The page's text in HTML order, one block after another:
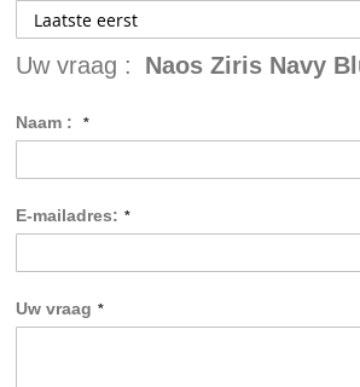
Uw vraag : Naos Ziris Navy
Naam :
E-mailadres:
Uw vraag